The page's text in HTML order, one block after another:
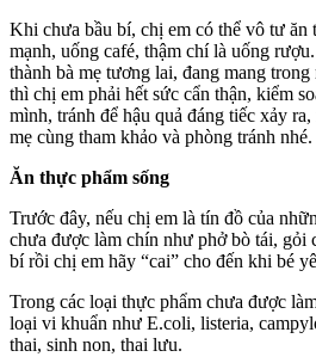
Khi chưa bầu bí, chị em có thể vô tư ăn
mạnh, uống café, thậm chí là uống
thành bà mẹ tương lai, đang mang
thì chị em phải hết sức cẩn thận, kiểm
mình, tránh để hậu quả đáng tiếc xảy
mẹ cùng tham khảo và phòng tránh nhé.
Ăn thực phẩm sống
Trước đây, nếu chị em là tín đồ của
chưa được làm chín như phở bò tái,
bí rồi chị em hãy “cai” cho đến khi bé
Trong các loại thực phẩm chưa được
loại vi khuẩn như E.coli, listeria,
thai, sinh non, thai lưu.